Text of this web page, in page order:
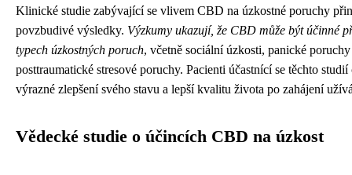
Klinické studie zabývající se vlivem CBD na úzkostné poruchy
povzbudivé výsledky. Výzkumy ukazují, že CBD může být účinné
typech úzkostných poruch, včetně sociální úzkosti, panické
posttraumatické stresové poruchy. Pacienti účastnící se těchto studií
výrazné zlepšení svého stavu a lepší kvalitu života po zahájení
Vědecké studie o účincích CBD na úzkost